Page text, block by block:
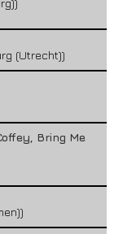
(Utrecht))
Bring Me